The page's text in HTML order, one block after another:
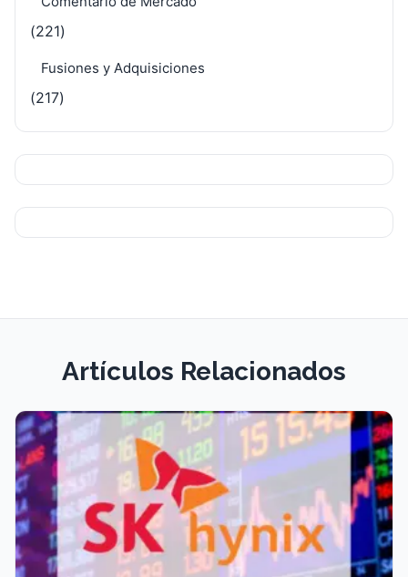
(221)
Fusiones y Adquisiciones
(217)
Artículos Relacionados